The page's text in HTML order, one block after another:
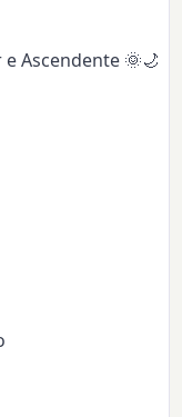
Ascendente 🌞🌙✨